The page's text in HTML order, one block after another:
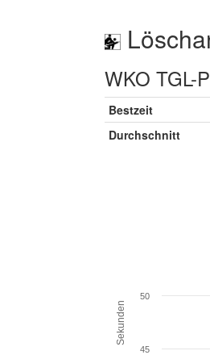
WKO TGL-
Bestzeit
Durchschnitt
Sekunden
45
50